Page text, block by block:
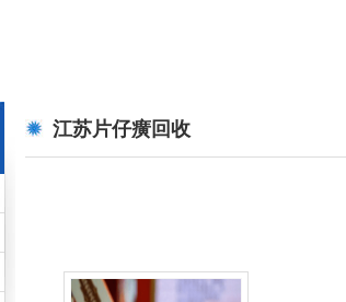
江苏片仔癀回收